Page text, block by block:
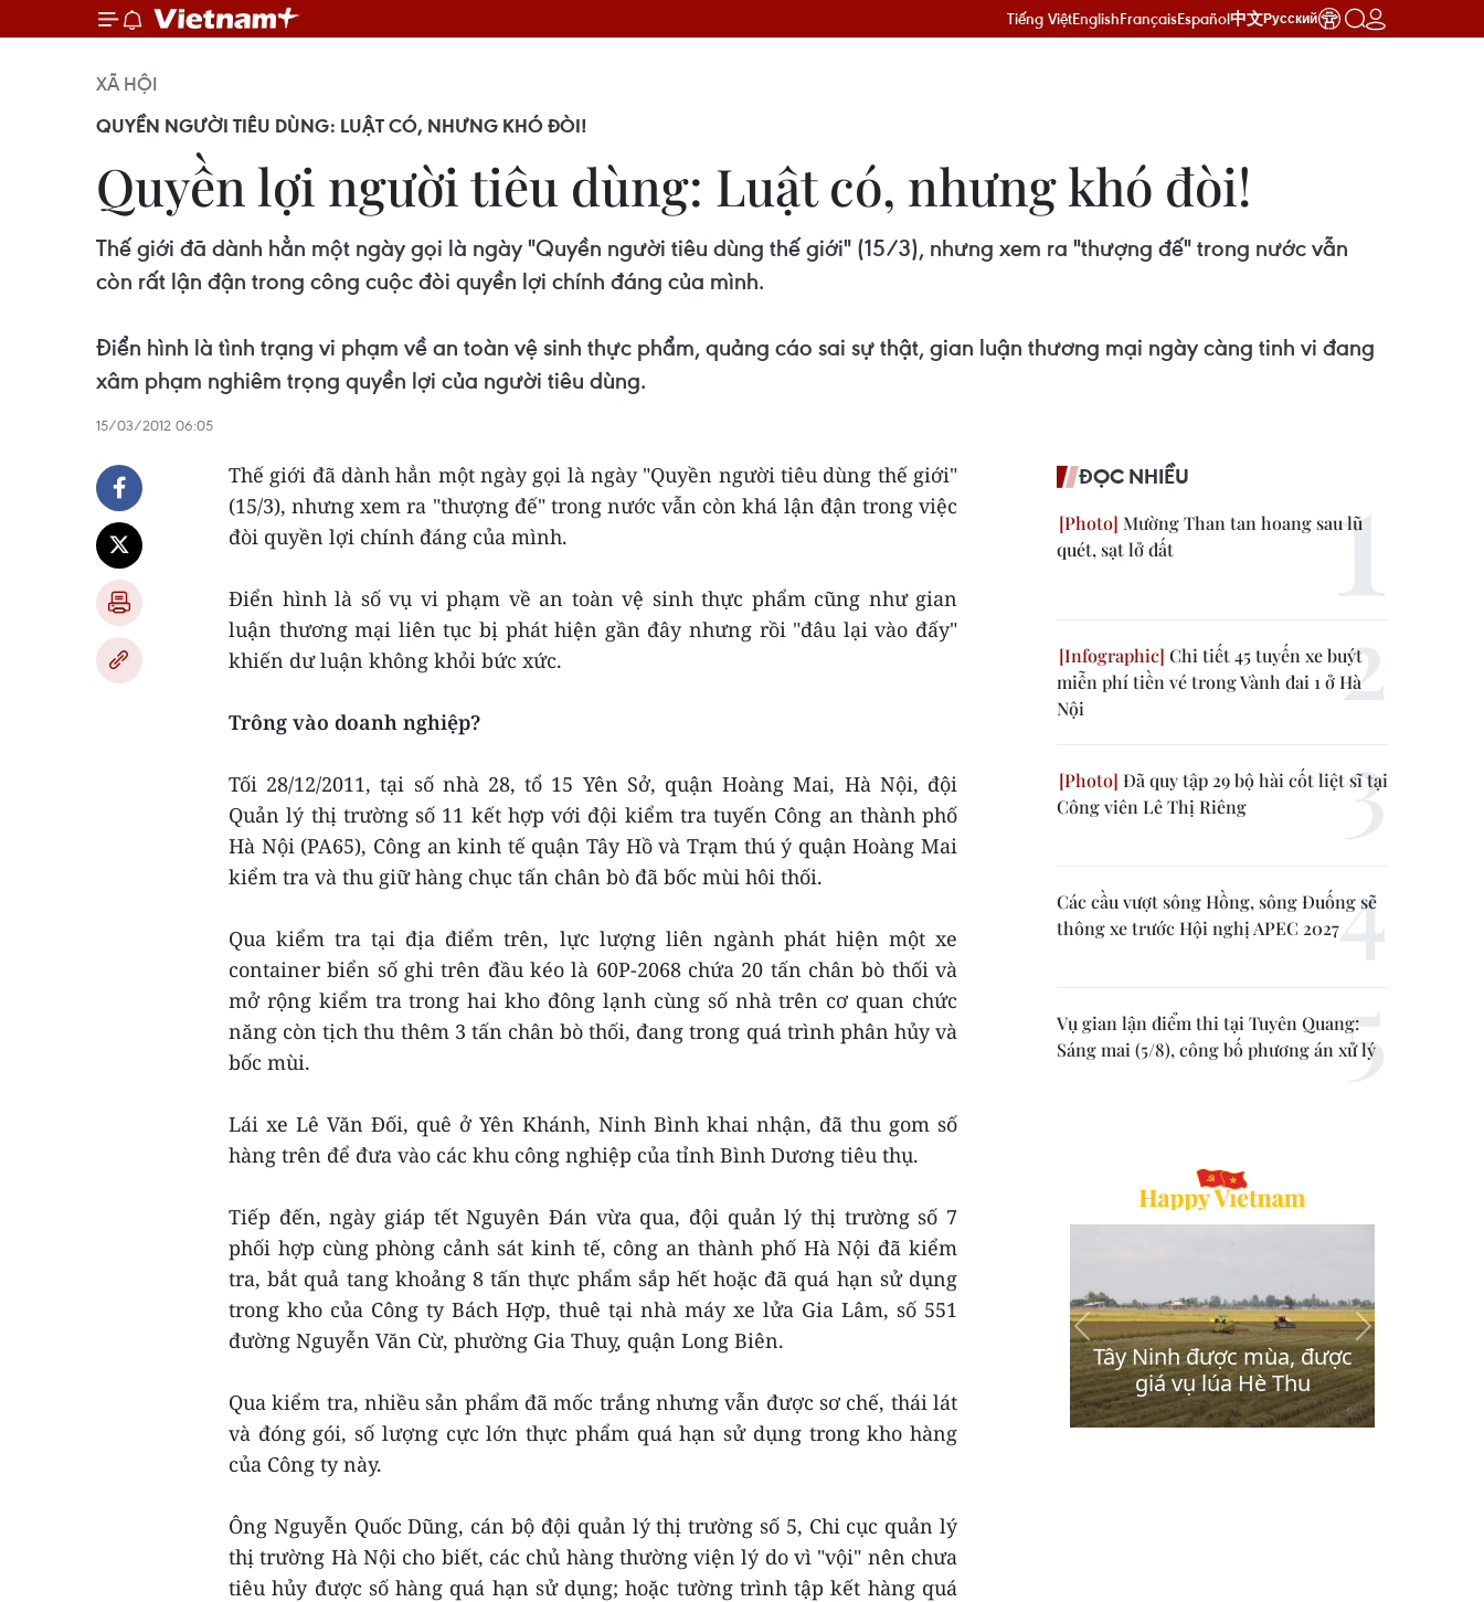
Tiếng ViệtEnglishFrançaisEspañol中文Русский
XÃ HỘI
QUYỀN NGƯỜI TIÊU DÙNG: LUẬT CÓ, NHƯNG KHÓ ĐÒI!
Quyền lợi người tiêu dùng: Luật có, nhưng khó đòi!
Thế giới đã dành hẳn một ngày gọi là ngày "Quyền người tiêu dùng thế giới" (15/3), nhưng xem ra "thượng đế" trong nước vẫn
còn rất lận đận trong công cuộc đòi quyền lợi chính đáng của mình.
Điển hình là tình trạng vi phạm về an toàn vệ sinh thực phẩm, quảng cáo sai sự thật, gian luận thương mại ngày càng tinh vi đang
xâm phạm nghiêm trọng quyền lợi của người tiêu dùng.
15/03/2012 06:05
Thế giới đã dành hẳn một ngày gọi là ngày "Quyền người tiêu dùng thế giới"
(15/3), nhưng xem ra "thượng đế" trong nước vẫn còn khá lận đận trong việc
đòi quyền lợi chính đáng của mình.
Điển hình là số vụ vi phạm về an toàn vệ sinh thực phẩm cũng như gian
luận thương mại liên tục bị phát hiện gần đây nhưng rồi "đâu lại vào đấy"
khiến dư luận không khỏi bức xức.
Trông vào doanh nghiệp?
Tối 28/12/2011, tại số nhà 28, tổ 15 Yên Sở, quận Hoàng Mai, Hà Nội, đội
Quản lý thị trường số 11 kết hợp với đội kiểm tra tuyến Công an thành phố
Hà Nội (PA65), Công an kinh tế quận Tây Hồ và Trạm thú ý quận Hoàng Mai
kiểm tra và thu giữ hàng chục tấn chân bò đã bốc mùi hôi thối.
Qua kiểm tra tại địa điểm trên, lực lượng liên ngành phát hiện một xe
container biển số ghi trên đầu kéo là 60P-2068 chứa 20 tấn chân bò thối và
mở rộng kiểm tra trong hai kho đông lạnh cùng số nhà trên cơ quan chức
năng còn tịch thu thêm 3 tấn chân bò thối, đang trong quá trình phân hủy và
bốc mùi.
Lái xe Lê Văn Đối, quê ở Yên Khánh, Ninh Bình khai nhận, đã thu gom số
hàng trên để đưa vào các khu công nghiệp của tỉnh Bình Dương tiêu thụ.
Tiếp đến, ngày giáp tết Nguyên Đán vừa qua, đội quản lý thị trường số 7
phối hợp cùng phòng cảnh sát kinh tế, công an thành phố Hà Nội đã kiểm
tra, bắt quả tang khoảng 8 tấn thực phẩm sắp hết hoặc đã quá hạn sử dụng
trong kho của Công ty Bách Hợp, thuê tại nhà máy xe lửa Gia Lâm, số 551
đường Nguyễn Văn Cừ, phường Gia Thuỵ, quận Long Biên.
Qua kiểm tra, nhiều sản phẩm đã mốc trắng nhưng vẫn được sơ chế, thái lát
và đóng gói, số lượng cực lớn thực phẩm quá hạn sử dụng trong kho hàng
của Công ty này.
Ông Nguyễn Quốc Dũng, cán bộ đội quản lý thị trường số 5, Chi cục quản lý
thị trường Hà Nội cho biết, các chủ hàng thường viện lý do vì "vội" nên chưa
tiêu hủy được số hàng quá hạn sử dụng; hoặc tường trình tập kết hàng quá
ĐỌC NHIỀU
Mường Than tan hoang sau lũ
quét, sạt lở đất
Chi tiết 45 tuyến xe buýt
miễn phí tiền vé trong Vành đai 1 ở Hà
Nội
Đã quy tập 29 bộ hài cốt liệt sĩ tại
Công viên Lê Thị Riêng
Các cầu vượt sông Hồng, sông Đuống sẽ
thông xe trước Hội nghị APEC 2027
Vụ gian lận điểm thi tại Tuyên Quang:
Sáng mai (5/8), công bố phương án xử lý